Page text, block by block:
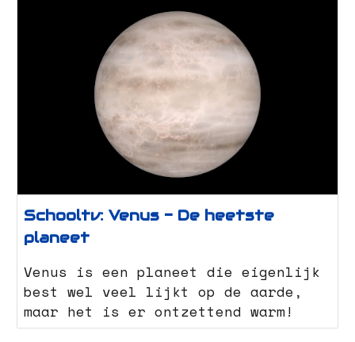
Schooltv: Venus - De heetste
planeet
Venus is een planeet die eigenlijk
best wel veel lijkt op de aarde,
maar het is er ontzettend warm!